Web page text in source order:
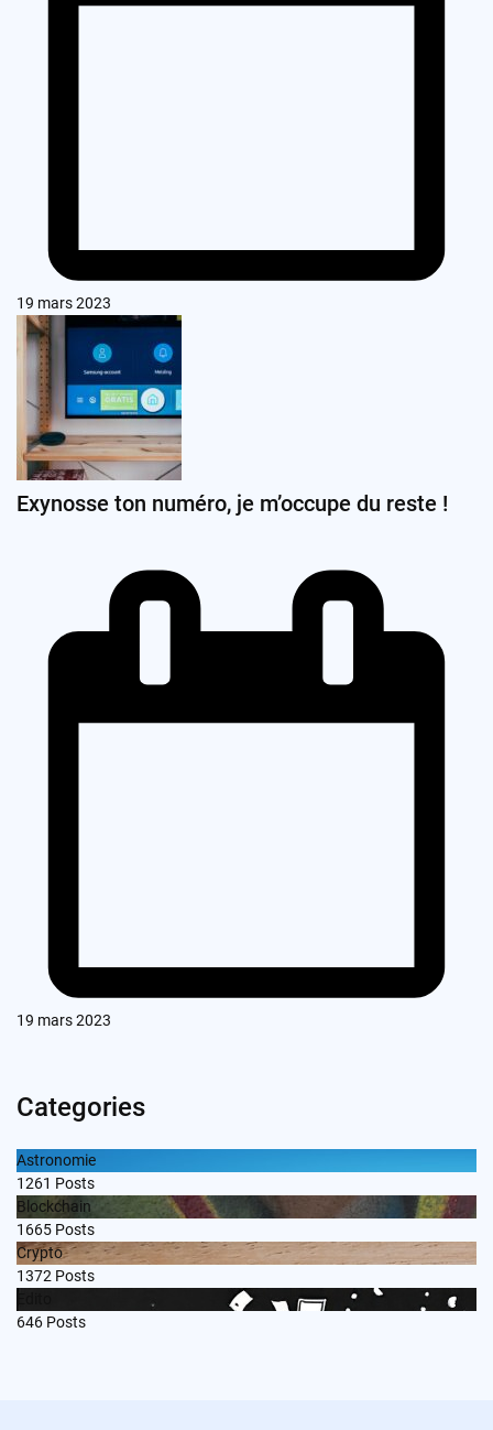
19 mars 2023
Exynosse ton numéro, je m’occupe du reste !
19 mars 2023
Categories
Astronomie
1261 Posts
Blockchain
1665 Posts
Crypto
1372 Posts
646 Posts